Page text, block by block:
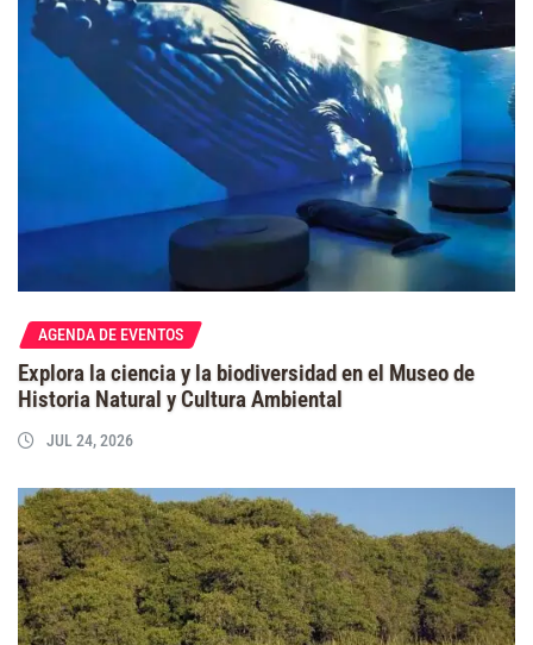
AGENDA DE EVENTOS
Explora la ciencia y la biodiversidad en el Museo de
Historia Natural y Cultura Ambiental
JUL 24, 2026